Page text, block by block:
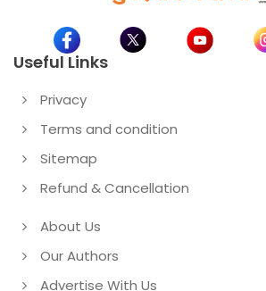
Useful Links
Privacy
Terms and condition
Sitemap
Refund & Cancellation
About Us
Our Authors
Advertise With Us